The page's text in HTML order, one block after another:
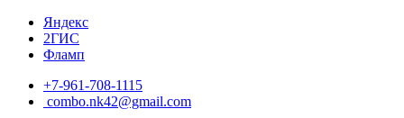
Яндекс
2ГИС
Фламп
+7-961-708-1115
combo.nk42@gmail.com